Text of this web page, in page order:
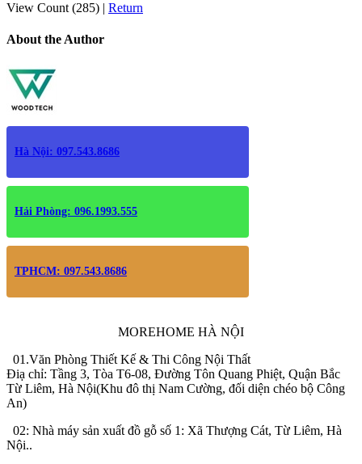
View Count (285) | Return
About the Author
Hà Nội: 097.543.8686
Hải Phòng: 096.1993.555
TPHCM: 097.543.8686
MOREHOME HÀ NỘI
01.Văn Phòng Thiết Kế & Thi Công Nội Thất
Điạ chỉ: Tầng 3, Tòa T6-08, Đường Tôn Quang Phiệt, Quận Bắc
Từ Liêm, Hà Nội(Khu đô thị Nam Cường, đối diện chéo bộ Công
An)
02: Nhà máy sản xuất đồ gỗ số 1: Xã Thượng Cát, Từ Liêm, Hà
Nội..